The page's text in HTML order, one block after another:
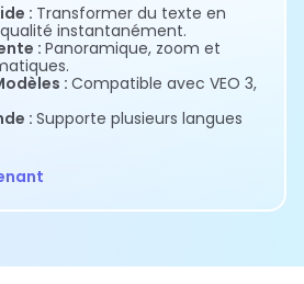
: Transformer du texte en
instantanément.
: Panoramique, zoom et
: Compatible avec VEO 3,
: Supporte plusieurs langues